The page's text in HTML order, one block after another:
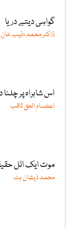
گواہی دیتے دریا
ڈاکٹر محمد طیب
اس شاہراہ پر
اعتصام الحق ثاقب
موت ایک اٹل
محمد ذیشان بٹ